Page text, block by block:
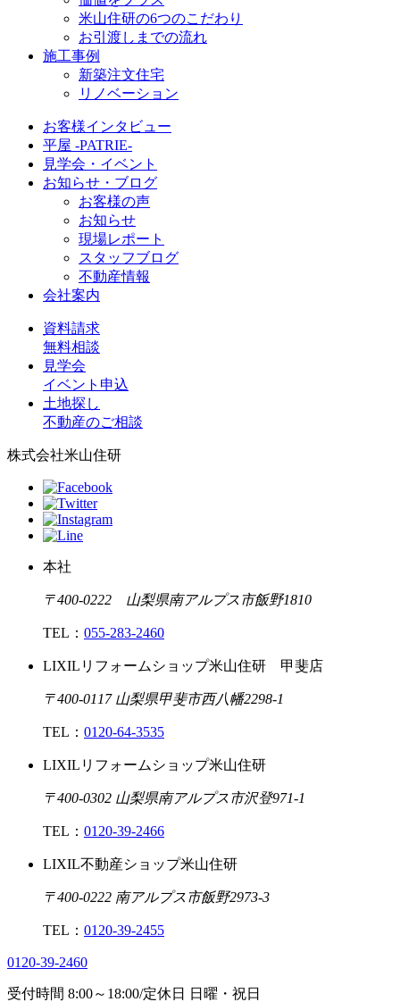
米山住研の6つのこだわり
お引渡しまでの流れ
施工事例
新築注文住宅
リノベーション
お客様インタビュー
平屋 -PATRIE-
見学会・イベント
お知らせ・ブログ
お客様の声
お知らせ
現場レポート
スタッフブログ
不動産情報
会社案内
資料請求
無料相談
見学会
イベント申込
土地探し
不動産のご相談
株式会社米山住研
本社
〒400-0222 山梨県南アルプス市飯野1810
TEL： 055-283-2460
LIXILリフォームショップ米山住研 甲斐店
〒400-0117 山梨県甲斐市西八幡2298-1
TEL： 0120-64-3535
LIXILリフォームショップ米山住研
〒400-0302 山梨県南アルプス市沢登971-1
TEL： 0120-39-2466
LIXIL不動産ショップ米山住研
〒400-0222 南アルプス市飯野2973-3
TEL： 0120-39-2455
0120-39-2460
受付時間 8:00～ 18:00/定休日 日曜・祝日